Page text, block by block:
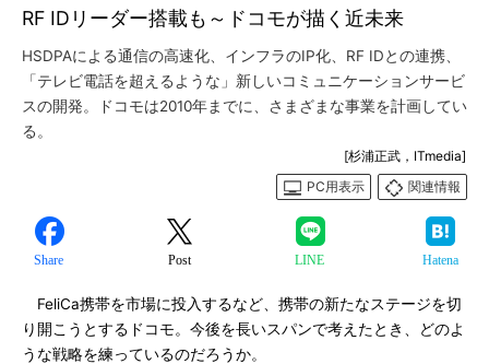
RF IDリーダー搭載も～ドコモが描く近未来
HSDPAによる通信の高速化、インフラのIP化、RF IDとの連携、
「テレビ電話を超えるような」新しいコミュニケーションサービ
スの開発。ドコモは2010年までに、さまざまな事業を計画してい
る。
[杉浦正武，ITmedia]
PC用表示
関連情報
Share Post LINE Hatena
FeliCa携帯を市場に投入するなど、携帯の新たなステージを切
り開こうとするドコモ。今後を長いスパンで考えたとき、どのよ
うな戦略を練っているのだろうか。